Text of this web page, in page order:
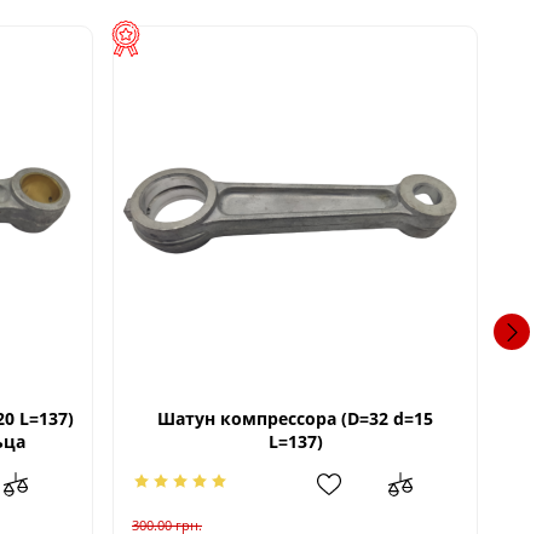
L=137)
Шатун компрессора (D=32 d=15
L=137)
300.00грн.